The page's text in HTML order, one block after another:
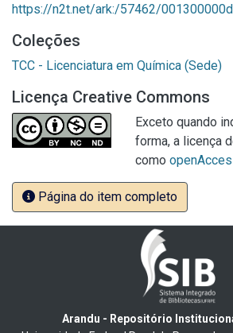
https://n2t.net/ark:/57462/
Coleções
TCC - Licenciatura em Química (Sede)
Licença Creative Commons
Exceto quando
forma, a licença
como
Página do item completo
Arandu - Repositório